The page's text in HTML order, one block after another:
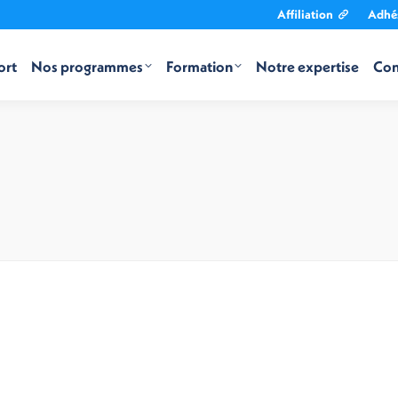
Affiliation
Nos programmes Formation Notre expertise